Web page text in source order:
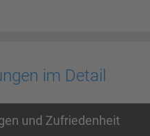
im Detail
und Zufriedenheit